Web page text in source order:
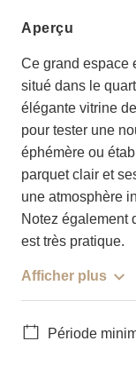
aperçu
Ce grand espace
situé dans le
élégante vitrine
pour tester une
éphémère ou
parquet clair et
une atmosphère
Notez également
est très pratique.
Afficher plus
Période